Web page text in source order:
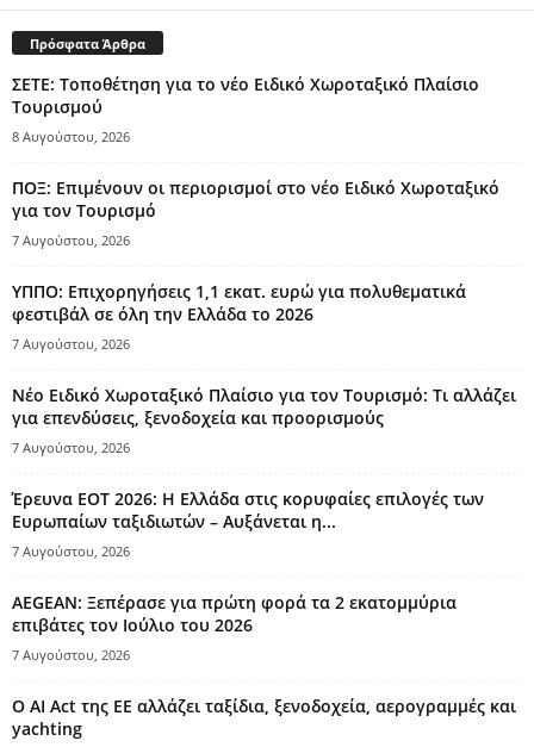
Πρόσφατα Άρθρα
ΣΕΤΕ: Τοποθέτηση για το νέο Ειδικό Χωροταξικό Πλαίσιο
Τουρισμού
8 Αυγούστου, 2026
ΠΟΞ: Επιμένουν οι περιορισμοί στο νέο Ειδικό Χωροταξικό
για τον Τουρισμό
7 Αυγούστου, 2026
ΥΠΠΟ: Επιχορηγήσεις 1,1 εκατ. ευρώ για πολυθεματικά
φεστιβάλ σε όλη την Ελλάδα το 2026
7 Αυγούστου, 2026
Νέο Ειδικό Χωροταξικό Πλαίσιο για τον Τουρισμό: Τι αλλάζει
για επενδύσεις, ξενοδοχεία και προορισμούς
7 Αυγούστου, 2026
Έρευνα ΕΟΤ 2026: Η Ελλάδα στις κορυφαίες επιλογές των
Ευρωπαίων ταξιδιωτών – Αυξάνεται η...
7 Αυγούστου, 2026
AEGEAN: Ξεπέρασε για πρώτη φορά τα 2 εκατομμύρια
επιβάτες τον Ιούλιο του 2026
7 Αυγούστου, 2026
Ο AI Act της ΕΕ αλλάζει ταξίδια, ξενοδοχεία, αερογραμμές και
yachting